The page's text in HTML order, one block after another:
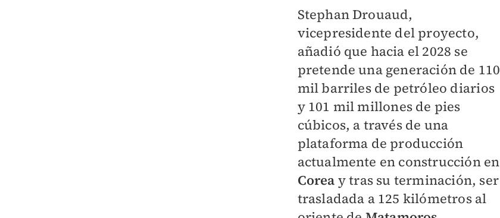
Stephan Drouaud,
vicepresidente del proyecto,
añadió que hacia el 2028 se
pretende una generación de 110
mil barriles de petróleo diarios
y 101 mil millones de pies
cúbicos, a través de una
plataforma de producción
actualmente en construcción en
Corea y tras su terminación, ser
trasladada a 125 kilómetros al